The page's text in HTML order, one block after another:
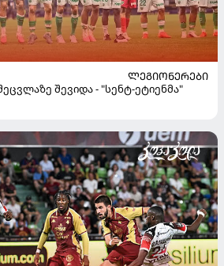
ᲚᲔᲒᲘᲝᲜᲔᲠᲔᲑᲘ
შევიდა - "სენტ-ეტიენმა"